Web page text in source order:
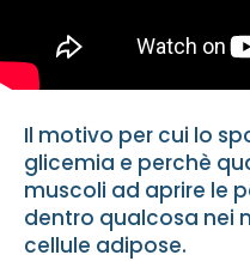
Il motivo per cui lo
glicemia e perchè
muscoli ad aprire le
dentro qualcosa nei
cellule adipose.